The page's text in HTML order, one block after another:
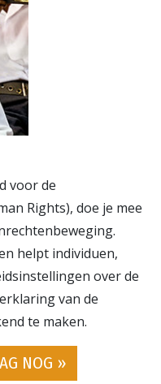
voor de
Rights), doe je mee
helpt individuen,
over de
van de
te maken.
NOG »